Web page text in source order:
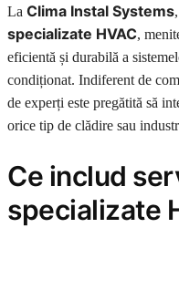
La Clima Instal Systems
specializate HVAC,
eficientă și durabilă a
condiționat. Indiferent de
de experți este pregătită să
orice tip de clădire sau
Ce includ
specializate